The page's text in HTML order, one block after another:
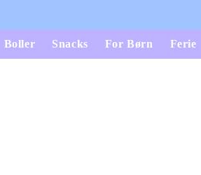
Boller Snacks For Børn Ferie